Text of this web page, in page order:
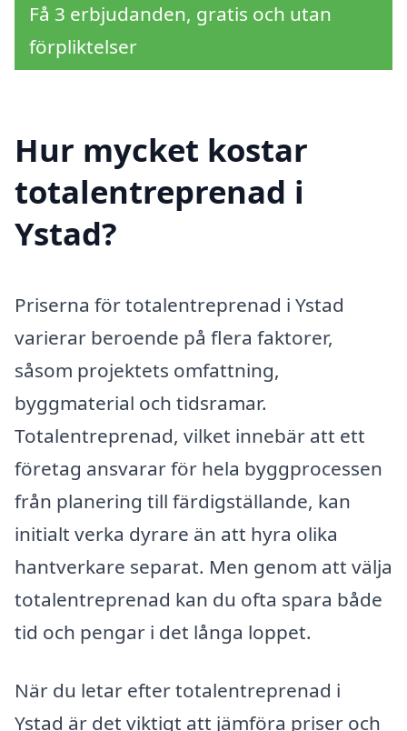
Få 3 erbjudanden, gratis och utan
förpliktelser
Hur mycket kostar
totalentreprenad i
Ystad?
Priserna för totalentreprenad i Ystad
varierar beroende på flera faktorer,
såsom projektets omfattning,
byggmaterial och tidsramar.
Totalentreprenad, vilket innebär att ett
företag ansvarar för hela byggprocessen
från planering till färdigställande, kan
initialt verka dyrare än att hyra olika
hantverkare separat. Men genom att välja
totalentreprenad kan du ofta spara både
tid och pengar i det långa loppet.
När du letar efter totalentreprenad i
Ystad är det viktigt att jämföra priser och